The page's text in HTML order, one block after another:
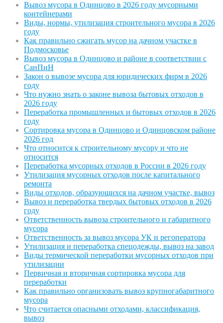
Вывоз мусора в Одинцово в 2026 году мусорными
контейнерами
Виды, нормы, утилизация строительного мусора в 2026
году
Как правильно сжигать мусор на дачном участке в
Подмосковье
Вывоз мусора в Одинцово и районе в соответствии с
СанПиН
Закон о вывозе мусора для юридических фирм в 2026
году
Что нужно знать о законе вывоза бытовых отходов в
2026 году
Переработка промышленных и бытовых отходов в 2026
году
Сортировка мусора в Одинцово и Одинцовском районе
2026 год
Что относится к строительному мусору и что не
относится
Переработка мусорных отходов в России в 2026 году
Утилизация мусорных отходов после капитального
ремонта
Виды отходов, образующихся на дачном участке, вывоз
Вывоз и переработка твердых бытовых отходов в 2026
году
Ответственность вывоза строительного и габаритного
мусора
Ответственность за вывоз мусора УК и регоператора
Утилизация и переработка спецодежды, вывоз на завод
Виды термической переработки мусорных отходов при
утилизации
Первичная и вторичная сортировка мусора для
переработки
Как правильно организовать вывоз крупногабаритного
мусора
Что считается опасными отходами, классификация,
вывоз